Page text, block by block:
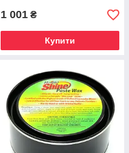
1 001 ₴
Купити